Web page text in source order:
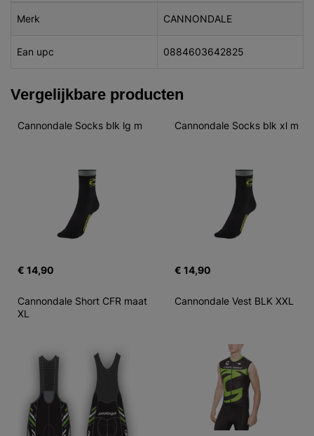
Merk CANNONDALE
Ean upc 0884603642825
Vergelijkbare producten
Cannondale Socks blk lg m
€ 14,90
Cannondale Socks blk xl m
€ 14,90
Cannondale Short CFR maat
XL
Cannondale Vest BLK XXL